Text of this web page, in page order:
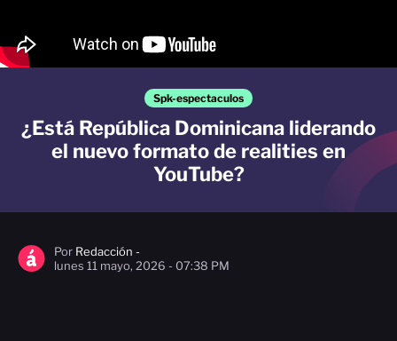
Spk-espectaculos
¿Está República Dominicana liderando
el nuevo formato de realities en
YouTube?
Por Redacción -
lunes 11 mayo, 2026 - 07:38 PM